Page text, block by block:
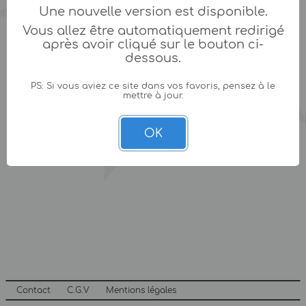
Contact C.G.V Mentions légales
Une nouvelle version est disponible.
Vous allez être automatiquement redirigé
après avoir cliqué sur le bouton ci-
dessous.
PS: Si vous aviez ce site dans vos favoris, pensez à le
mettre à jour.
OK